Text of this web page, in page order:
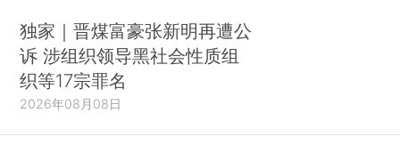
独家｜晋煤富豪张新明再遭公
诉 涉组织领导黑社会性质组
织等17宗罪名
2026年08月08日